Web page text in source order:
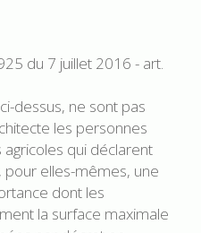
du 7 juillet 2016 - art.
dessus, ne sont pas
les personnes
qui déclarent
elles-mêmes, une
dont les
la surface maximale